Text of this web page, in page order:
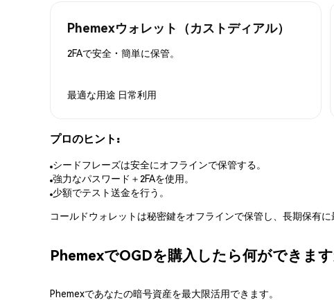
Phemexウォレット（カストディアル）
2FAで安全・簡単に保管。
最適な用途 日常利用
プロのヒント:
シードフレーズは安全にオフラインで保管する。
強力なパスワード＋2FAを使用。
少額でテスト送金を行う。
コールドウォレットは秘密鍵をオフラインで保管し、長期保有
PhemexでOGDを購入したら何ができま
Phemexであなたの暗号資産を最大限活用できます。